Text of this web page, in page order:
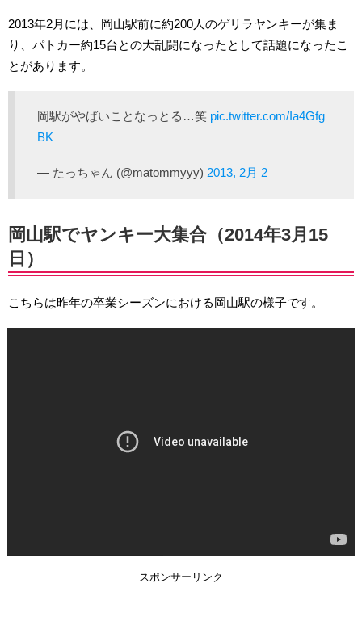
2013年2月には、岡山駅前に約200人のゲリラヤンキーが集ま
り、パトカー約15台との大乱闘になったとして話題になったこ
とがあります。
岡駅がやばいことなっとる…笑 pic.twitter.com/Ia4Gfg
BK
— たっちゃん (@matommyyy) 2013, 2月 2
岡山駅でヤンキー大集合（2014年3月15
日）
こちらは昨年の卒業シーズンにおける岡山駅の様子です。
スポンサーリンク